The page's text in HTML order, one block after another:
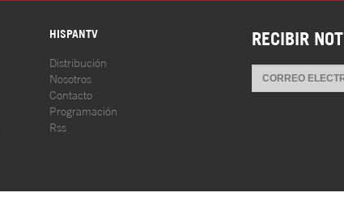
HISPANTV
Distribución
Nosotros
Contacto
Programación
Rss
RECIBIR